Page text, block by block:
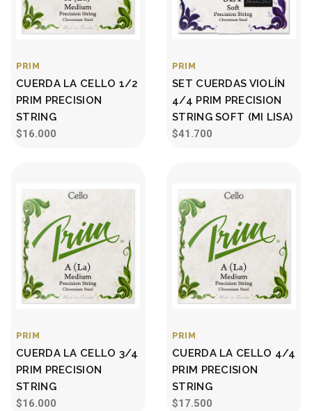
PRIM
CUERDA LA CELLO 1/2
PRIM PRECISION
STRING
$16.000
PRIM
SET CUERDAS VIOLÍN
4/4 PRIM PRECISION
STRING SOFT (MI LISA)
$41.700
PRIM
CUERDA LA CELLO 3/4
PRIM PRECISION
STRING
$16.000
PRIM
CUERDA LA CELLO 4/4
PRIM PRECISION
STRING
$17.500